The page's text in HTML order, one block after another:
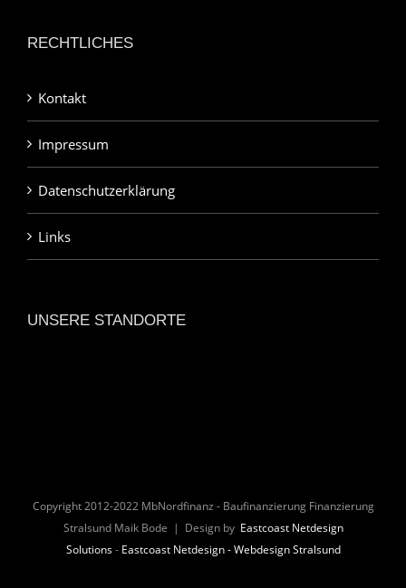
RECHTLICHES
Kontakt
Impressum
Datenschutzerklärung
Links
UNSERE STANDORTE
Copyright 2012-2022 MbNordfinanz - Baufinanzierung Finanzierung
Stralsund Maik Bode | Design by Eastcoast Netdesign
Solutions- Eastcoast Netdesign - Webdesign Stralsund